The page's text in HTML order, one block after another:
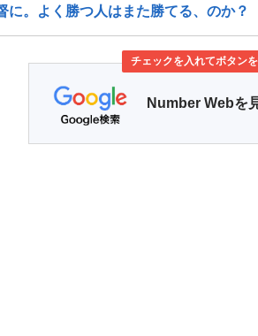
に。よく勝つ人はまた勝てる、のか？
チェックを入れてボタン
Number Webを